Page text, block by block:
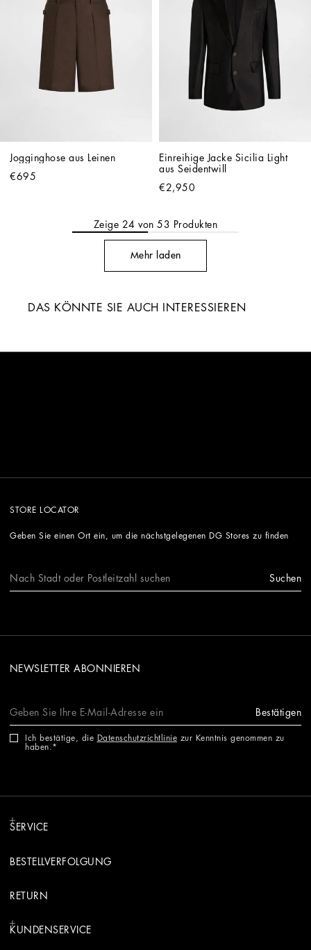
Jogginghose aus Leinen
€695
Einreihige Jacke Sicilia Light
aus Seidentwill
€2,950
Zeige 24 von53 Produkten
Mehr laden
DAS KÖNNTE SIE AUCH INTERESSIEREN
STORE LOCATOR
Geben Sie einen Ort ein, um die nächstgelegenen DG Stores zu finden
Suchen
NEWSLETTER ABONNIEREN
Bestätigen
Ich bestätige, die Datenschutzrichtlinie zur Kenntnis genommen zu
haben.
SERVICE
BESTELLVERFOLGUNG
RETURN
KUNDENSERVICE